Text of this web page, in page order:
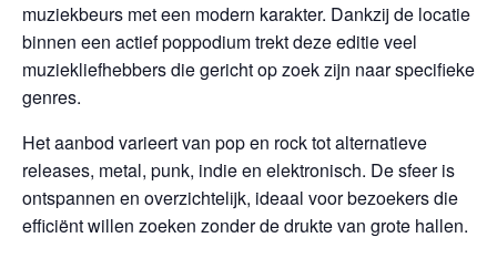
muziekbeurs met een modern karakter. Dankzij de locatie
binnen een actief poppodium trekt deze editie veel
muziekliefhebbers die gericht op zoek zijn naar specifieke
genres.
Het aanbod varieert van pop en rock tot alternatieve
releases, metal, punk, indie en elektronisch. De sfeer is
ontspannen en overzichtelijk, ideaal voor bezoekers die
efficiënt willen zoeken zonder de drukte van grote hallen.